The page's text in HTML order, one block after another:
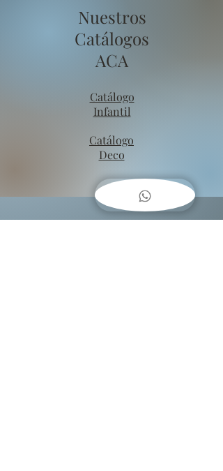
Nuestros
Catálogos
ACA
Catálogo
Infantil
Catálogo
Deco